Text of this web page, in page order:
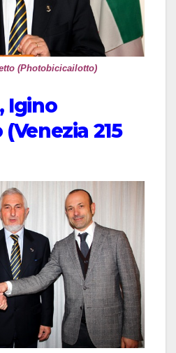
(Photobicicailotto)
Igino
215